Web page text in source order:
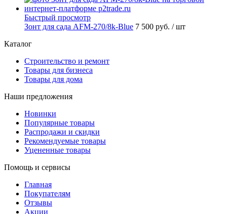
Быстрый просмотр
Зонт для сада AFM-270/8k-Blue 7 500 руб. / шт
Каталог
Строительство и ремонт
Товары для бизнеса
Товары для дома
Наши предложения
Новинки
Популярные товары
Распродажи и скидки
Рекомендуемые товары
Уцененные товары
Помощь и сервисы
Главная
Покупателям
Отзывы
Акции